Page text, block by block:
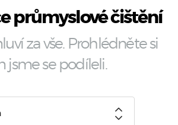
průmyslové čištění
za vše. Prohlédněte si
jsme se podíleli.